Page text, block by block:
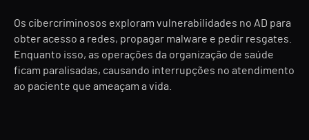
Os cibercriminosos exploram vulnerabilidades no AD para
obter acesso a redes, propagar malware e pedir resgates.
Enquanto isso, as operações da organização de saúde
ficam paralisadas, causando interrupções no atendimento
ao paciente que ameaçam a vida.